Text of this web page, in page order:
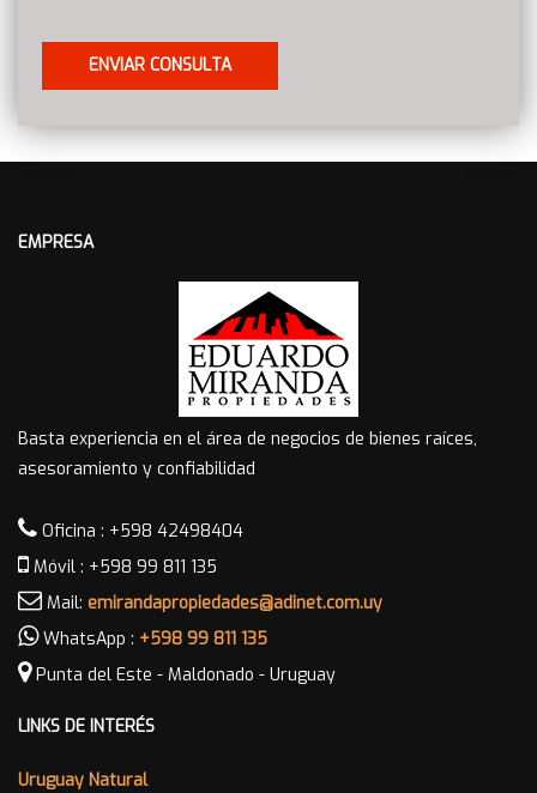
EMPRESA
Basta experiencia en el área de negocios de bienes raíces,
asesoramiento y confiabilidad
Oficina : +598 42498404
Móvil : +598 99 811 135
Mail: emirandapropiedades@adinet.com.uy
WhatsApp : +598 99 811 135
Punta del Este - Maldonado - Uruguay
LINKS DE INTERÉS
Uruguay Natural